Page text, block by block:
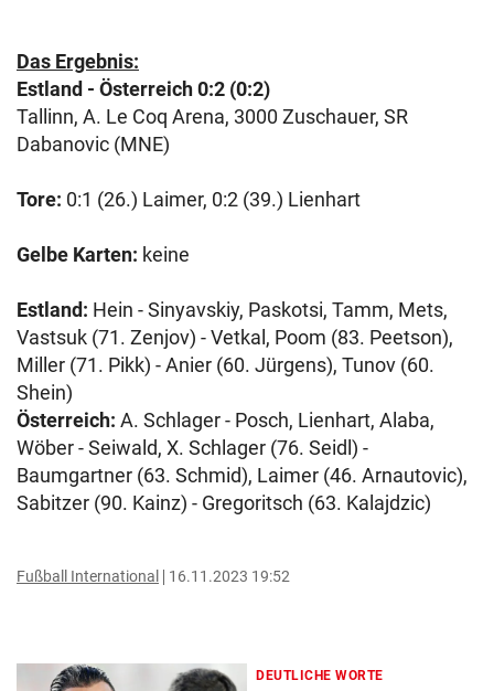
Das Ergebnis:
Estland - Österreich 0:2 (0:2)
Tallinn, A. Le Coq Arena, 3000 Zuschauer, SR
Dabanovic (MNE)
Tore: 0:1 (26.) Laimer, 0:2 (39.) Lienhart
Gelbe Karten: keine
Estland: Hein - Sinyavskiy, Paskotsi, Tamm, Mets,
Vastsuk (71. Zenjov) - Vetkal, Poom (83. Peetson),
Miller (71. Pikk) - Anier (60. Jürgens), Tunov (60.
Shein)
Österreich: A. Schlager - Posch, Lienhart, Alaba,
Wöber - Seiwald, X. Schlager (76. Seidl) -
Baumgartner (63. Schmid), Laimer (46. Arnautovic),
Sabitzer (90. Kainz) - Gregoritsch (63. Kalajdzic)
Fußball International 16.11.2023 19:52
DEUTLICHE WORTE